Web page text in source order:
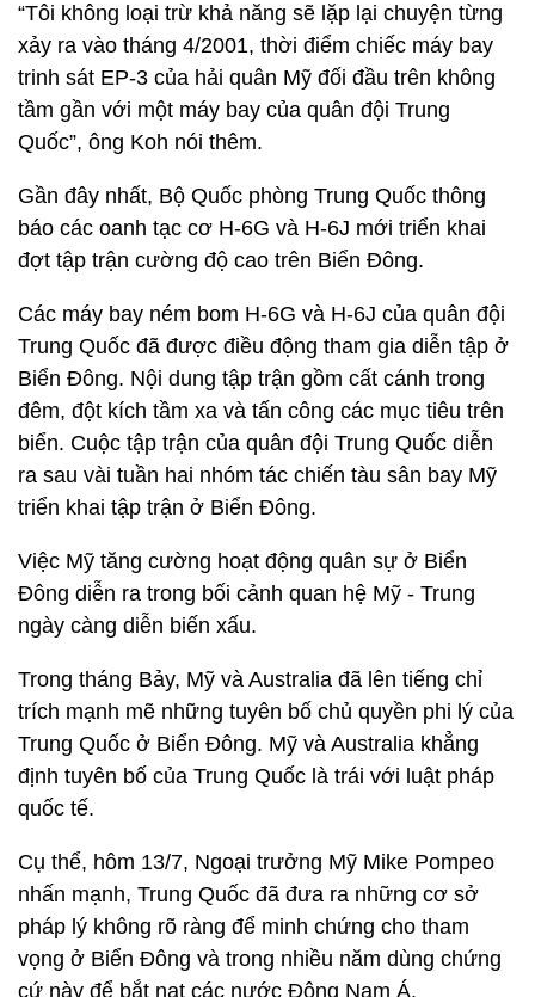
“Tôi không loại trừ khả năng sẽ lặp lại chuyện từng
xảy ra vào tháng 4/2001, thời điểm chiếc máy bay
trinh sát EP-3 của hải quân Mỹ đối đầu trên không
tầm gần với một máy bay của quân đội Trung
Quốc”, ông Koh nói thêm.
Gần đây nhất, Bộ Quốc phòng Trung Quốc thông
báo các oanh tạc cơ H-6G và H-6J mới triển khai
đợt tập trận cường độ cao trên Biển Đông.
Các máy bay ném bom H-6G và H-6J của quân đội
Trung Quốc đã được điều động tham gia diễn tập ở
Biển Đông. Nội dung tập trận gồm cất cánh trong
đêm, đột kích tầm xa và tấn công các mục tiêu trên
biển. Cuộc tập trận của quân đội Trung Quốc diễn
ra sau vài tuần hai nhóm tác chiến tàu sân bay Mỹ
triển khai tập trận ở Biển Đông.
Việc Mỹ tăng cường hoạt động quân sự ở Biển
Đông diễn ra trong bối cảnh quan hệ Mỹ - Trung
ngày càng diễn biến xấu.
Trong tháng Bảy, Mỹ và Australia đã lên tiếng chỉ
trích mạnh mẽ những tuyên bố chủ quyền phi lý của
Trung Quốc ở Biển Đông. Mỹ và Australia khẳng
định tuyên bố của Trung Quốc là trái với luật pháp
quốc tế.
Cụ thể, hôm 13/7, Ngoại trưởng Mỹ Mike Pompeo
nhấn mạnh, Trung Quốc đã đưa ra những cơ sở
pháp lý không rõ ràng để minh chứng cho tham
vọng ở Biển Đông và trong nhiều năm dùng chứng
cứ này để bắt nạt các nước Đông Nam Á.